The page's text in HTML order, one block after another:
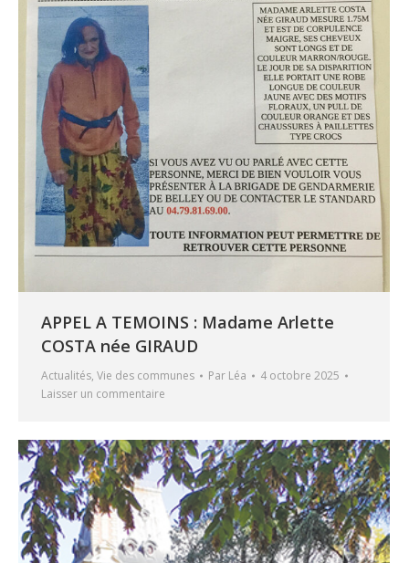
APPEL A TEMOINS : Madame Arlette
COSTA née GIRAUD
Actualités, Vie des communes Par Léa
4 octobre 2025
Laisser un commentaire